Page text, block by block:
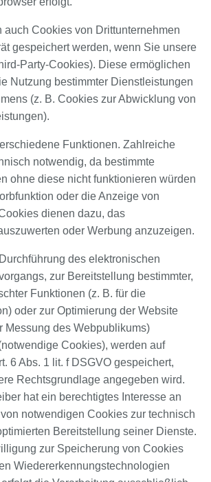
auch Cookies von Drittunternehmen
gespeichert werden, wenn Sie unsere
Party-Cookies). Diese ermöglichen
Nutzung bestimmter Dienstleistungen
(z. B. Cookies zur Abwicklung von
Funktionen. Zahlreiche
notwendig, da bestimmte
ohne diese nicht funktionieren würden
oder die Anzeige von
dienen dazu, das
oder Werbung anzuzeigen.
des elektronischen
zur Bereitstellung bestimmter,
Funktionen (z. B. für die
oder zur Optimierung der Website
Messung des Webpublikums)
Cookies), werden auf
6 Abs. 1 lit. f DSGVO gespeichert,
Rechtsgrundlage angegeben wird.
hat ein berechtigtes Interesse an
notwendigen Cookies zur technisch
Bereitstellung seiner Dienste.
zur Speicherung von Cookies
Wiedererkennungstechnologien